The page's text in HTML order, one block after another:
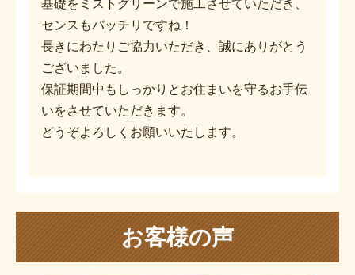
基礎をミストグリーンで施工させていただき、
センスもバッチリですね！
長きにわたりご協力いただき、誠にありがとう
ございました。
保証期間中もしっかりとお住まいを守るお手伝
いをさせていただきます。
どうぞよろしくお願いいたします。
お客様の声